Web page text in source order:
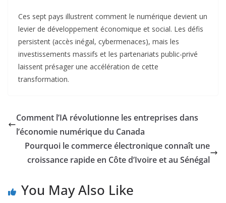
Ces sept pays illustrent comment le numérique devient un
levier de développement économique et social. Les défis
persistent (accès inégal, cybermenaces), mais les
investissements massifs et les partenariats public-privé
laissent présager une accélération de cette
transformation.
Comment l’IA révolutionne les entreprises dans
l’économie numérique du Canada
Pourquoi le commerce électronique connaît une
croissance rapide en Côte d’Ivoire et au Sénégal
You May Also Like